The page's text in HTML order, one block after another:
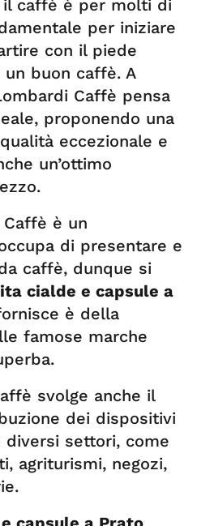
caffè è per molti di
per iniziare
con il piede
buon caffè. A
Caffè pensa
proponendo una
eccezionale e
un’ottimo
Caffè è un
di presentare e
caffè, dunque si
cialde e capsule a
è della
famose marche
svolge anche il
dei dispositivi
settori, come
agriturismi, negozi,